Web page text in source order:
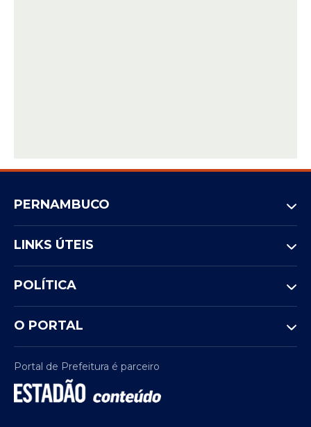
PERNAMBUCO
LINKS ÚTEIS
POLÍTICA
O PORTAL
Portal de Prefeitura é parceiro